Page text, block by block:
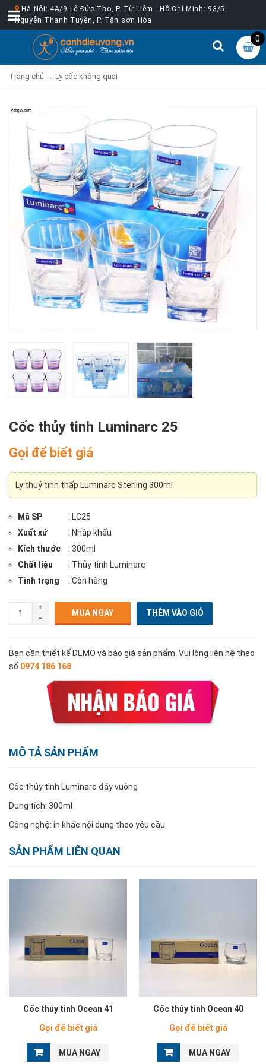
Hà Nội: 4A/9 Lê Đức Thọ, P. Từ Liêm . Hồ Chí Minh: 93/5
Nguyễn Thanh Tuyền, P. Tân sơn Hòa
0
Trang chủ → Ly cốc không quai
Cốc thủy tinh Luminarc 25
Gọi để biết giá
Ly thuỷ tinh thấp Luminarc Sterling 300ml
Mã SP
: LC25
Xuất xứ
: Nhập khẩu
Kích thước
: 300ml
Chất liệu
: Thủy tinh Luminarc
Tình trạng
: Còn hàng
MUA NGAY
Bạn cần thiết kế DEMO và báo giá sản phẩm. Vui lòng liên hệ theo
số 0974 186 168
MÔ TẢ SẢN PHẨM
Cốc thủy tinh Luminarc đáy vuông
Dung tích: 300ml
Công nghệ: in khắc nội dung theo yêu cầu
SẢN PHẨM LIÊN QUAN
Cốc thủy tinh Ocean 41
Gọi để biết giá
MUA NGAY
Cốc thủy tinh Ocean 40
Gọi để biết giá
MUA NGAY